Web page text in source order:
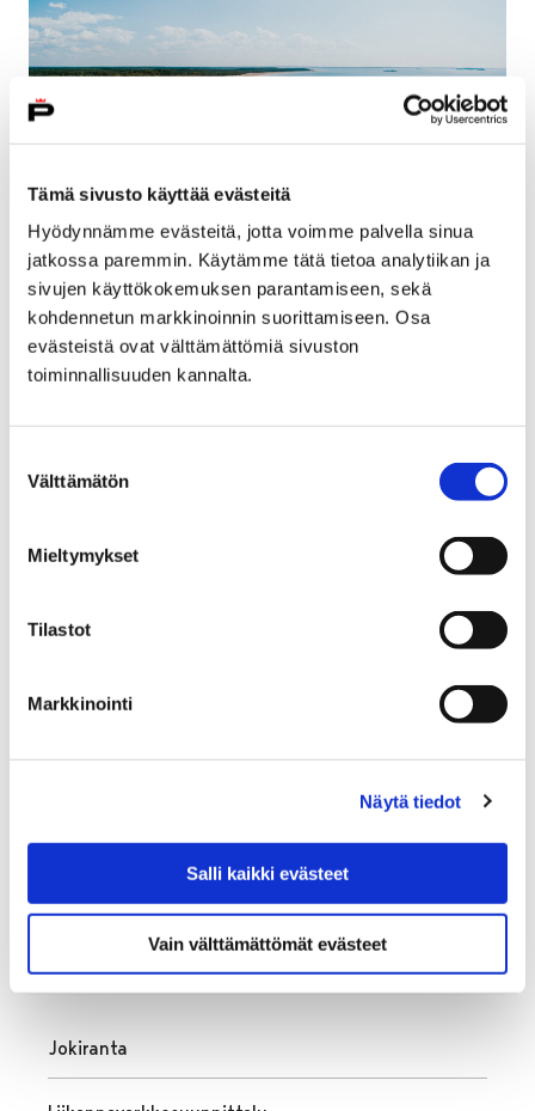
Tämä sivusto käyttää evästeitä
Hyödynnämme evästeitä, jotta voimme palvella sinua
jatkossa paremmin. Käytämme tätä tietoa analytiikan ja
sivujen käyttökokemuksen parantamiseen, sekä
kohdennetun markkinoinnin suorittamiseen. Osa
evästeistä ovat välttämättömiä sivuston
toiminnallisuuden kannalta.
valinta
Välttämätön
Mieltymykset
Tilastot
Markkinointi
Näytä tiedot
Salli kaikki evästeet
Vain välttämättömät evästeet
Matkailu ja virkistys
Reposaari-Kallo
Kalafornia-Kirjurinluoto
Kaupunkikeskusta
Jokiranta